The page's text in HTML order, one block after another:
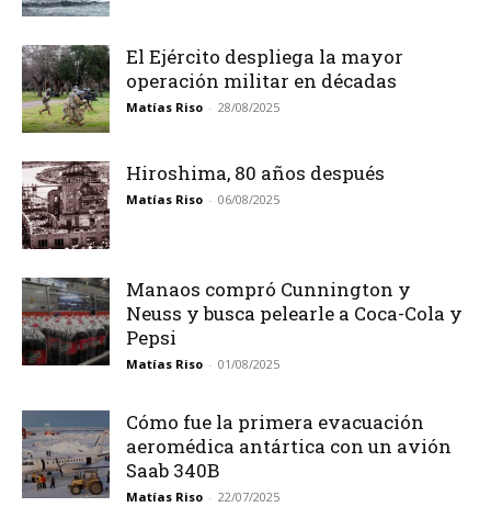
El Ejército despliega la mayor
operación militar en décadas
Matías Riso - 28/08/2025
Hiroshima, 80 años después
Matías Riso - 06/08/2025
Manaos compró Cunnington y
Neuss y busca pelearle a Coca-Cola y
Pepsi
Matías Riso - 01/08/2025
Cómo fue la primera evacuación
aeromédica antártica con un avión
Saab 340B
Matías Riso - 22/07/2025